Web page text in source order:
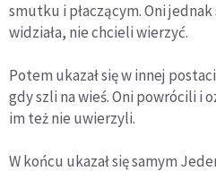
smutku i płaczącym. Oni jednak
widziała, nie chcieli wierzyć.
Potem ukazał się w innej
gdy szli na wieś. Oni powrócili i
im też nie uwierzyli.
W końcu ukazał się samym